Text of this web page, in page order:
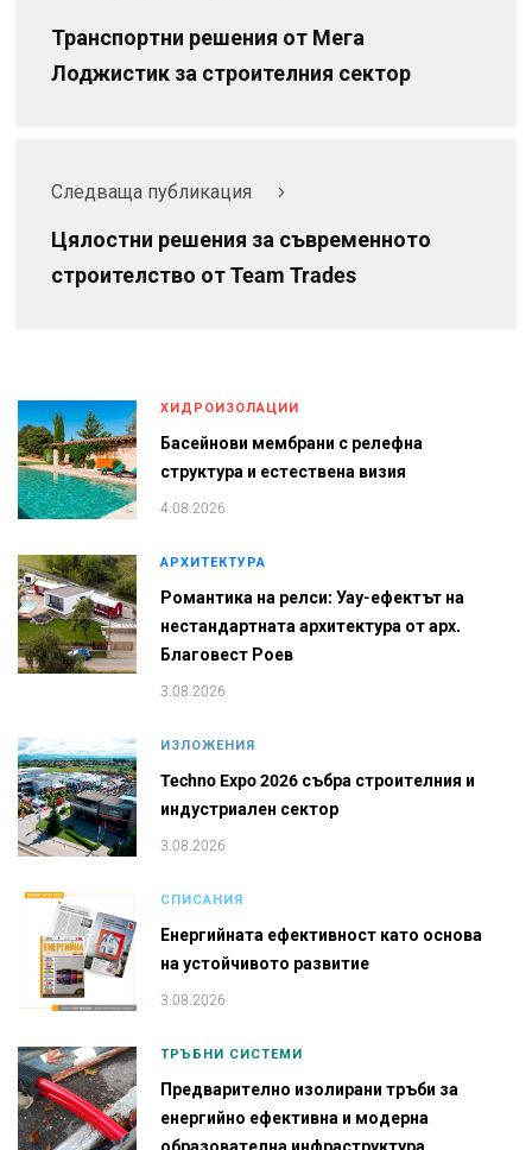
Транспортни решения от Мега
Лоджистик за строителния сектор
Следваща публикация
Цялостни решения за съвременното
строителство от Team Trades
ХИДРОИЗОЛАЦИИ
Басейнови мембрани с релефна
структура и естествена визия
4.08.2026
АРХИТЕКТУРА
Романтика на релси: Уау-ефектът на
нестандартната архитектура от арх.
Благовест Роев
3.08.2026
ИЗЛОЖЕНИЯ
Techno Expo 2026 събра строителния и
индустриален сектор
3.08.2026
СПИСАНИЯ
Енергийната ефективност като основа
на устойчивото развитие
3.08.2026
ТРЪБНИ СИСТЕМИ
Предварително изолирани тръби за
енергийно ефективна и модерна